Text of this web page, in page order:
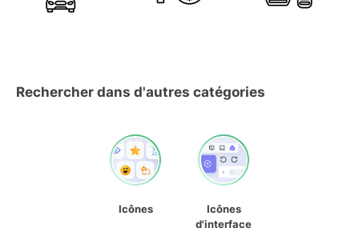
Rechercher dans d'autres catégories
Icônes
Icônes
d'interface